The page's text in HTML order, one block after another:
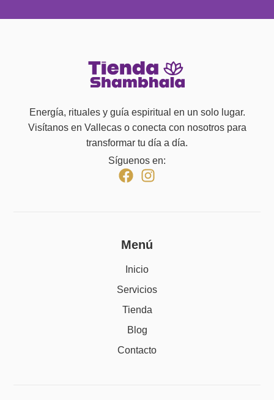
Energía, rituales y guía espiritual en un solo lugar.
Visítanos en Vallecas o conecta con nosotros para
transformar tu día a día.
Síguenos en:
Menú
Inicio
Servicios
Tienda
Blog
Contacto